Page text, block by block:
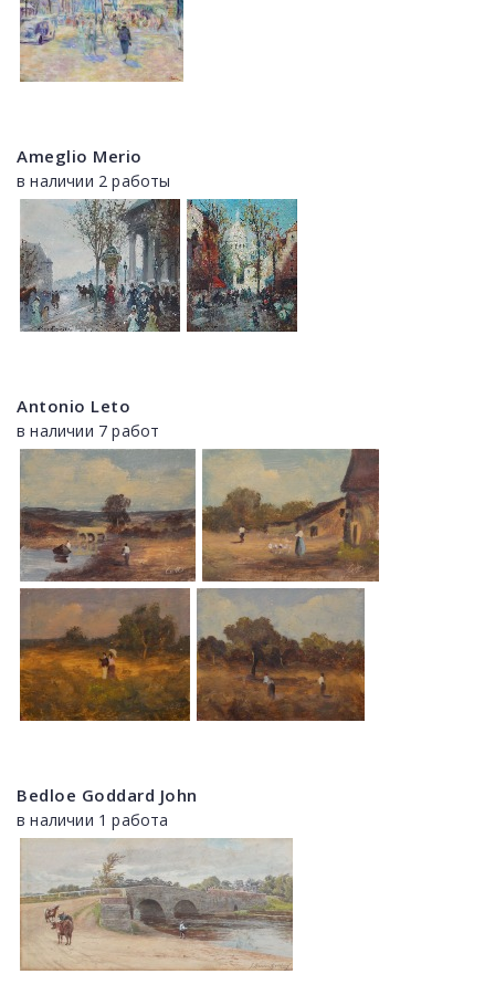
Ameglio Merio
в наличии 2 работы
Antonio Leto
в наличии 7 работ
Bedloe Goddard John
в наличии 1 работа